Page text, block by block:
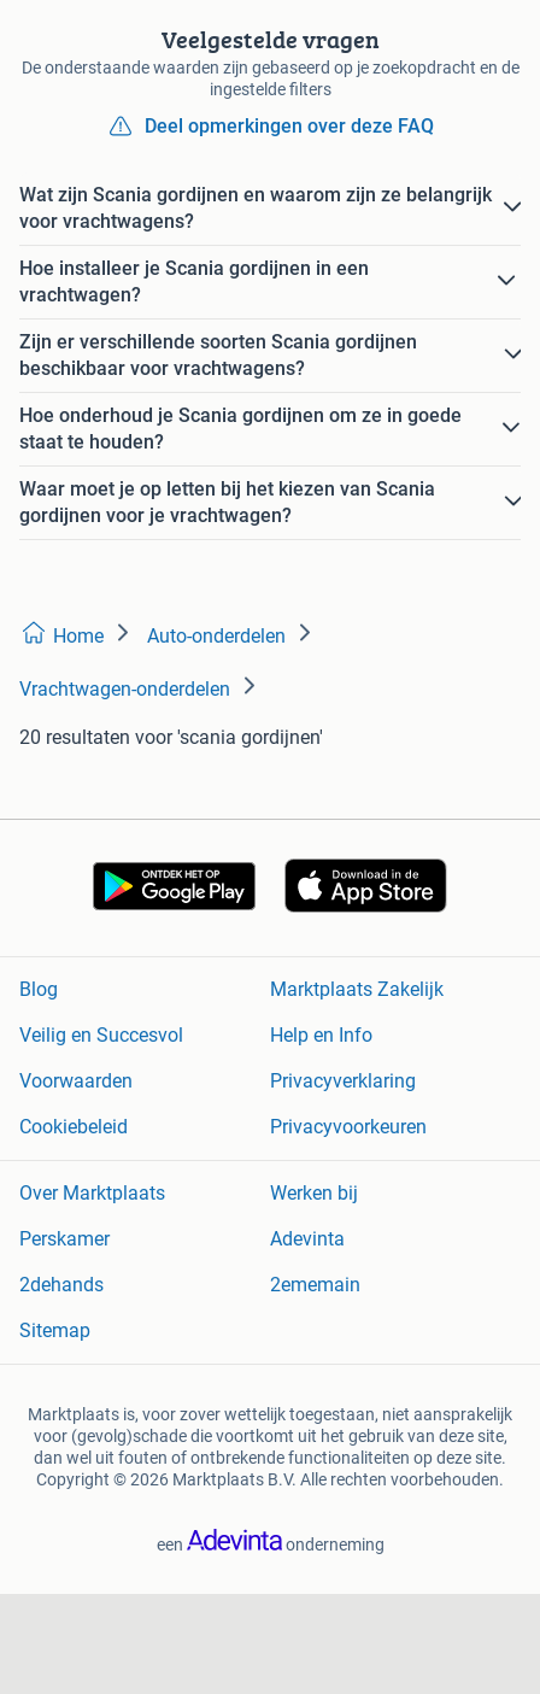
Veelgestelde vragen
De onderstaande waarden zijn gebaseerd op je zoekopdracht en de
ingestelde filters
Deel opmerkingen over deze FAQ
Wat zijn Scania gordijnen en waarom zijn ze belangrijk
voor vrachtwagens?
Hoe installeer je Scania gordijnen in een
vrachtwagen?
Zijn er verschillende soorten Scania gordijnen
beschikbaar voor vrachtwagens?
Hoe onderhoud je Scania gordijnen om ze in goede
staat te houden?
Waar moet je op letten bij het kiezen van Scania
gordijnen voor je vrachtwagen?
Home Auto-onderdelen
Vrachtwagen-onderdelen
20 resultaten voor 'scania gordijnen'
Blog
Marktplaats Zakelijk
Veilig en Succesvol
Help en Info
Voorwaarden
Privacyverklaring
Cookiebeleid
Privacyvoorkeuren
Over Marktplaats
Werken bij
Perskamer
Adevinta
2dehands
2ememain
Sitemap
Marktplaats is, voor zover wettelijk toegestaan, niet aansprakelijk
voor (gevolg)schade die voortkomt uit het gebruik van deze site,
dan wel uit fouten of ontbrekende functionaliteiten op deze site.
Copyright © 2026 Marktplaats B.V. Alle rechten voorbehouden.
een onderneming